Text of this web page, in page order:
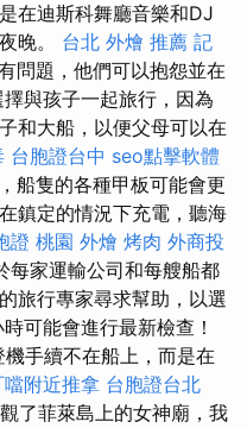
在迪斯科舞廳音樂和DJ
晚。 台北 外燴 推薦 記
問題，他們可以抱怨並在
與孩子一起旅行，因為
和大船，以便父母可以在
台胞證台中 seo點擊軟體
船隻的各種甲板可能會更
鎮定的情況下充電，聽海
證 桃園 外燴 烤肉 外商投
每家運輸公司和每艘船都
旅行專家尋求幫助，以選
可能會進行最新檢查！
機手續不在船上，而是在
噹附近推拿 台胞證台北
了菲萊島上的女神廟，我